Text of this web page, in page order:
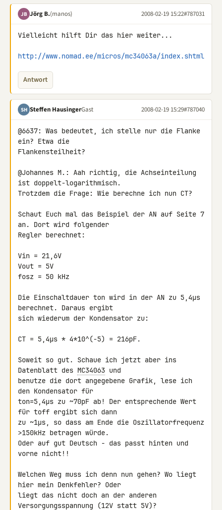
JB Jörg B.(manos) 2008-02-19 15:22#787031
Vielleicht hilft Dir das hier weiter...
http://www.nomad.ee/micros/mc34063a/index.shtml
Antwort
SH Steffen HausingerGast 2008-02-19 15:29#787040
@6637: Was bedeutet, ich stelle nur die Flanke
ein? Etwa die
Flankensteilheit?
@Johannes M.: Aah richtig, die Achseinteilung
ist doppelt-logarithmisch.
Trotzdem die Frage: Wie berechne ich nun CT?
Schaut Euch mal das Beispiel der AN auf Seite 7
an. Dort wird folgender
Regler berechnet:
Vin = 21,6V
Vout = 5V
fosz = 50 kHz
Die Einschaltdauer ton wird in der AN zu 5,4µs
berechnet. Daraus ergibt
sich wiederum der Kondensator zu:
CT = 5,4µs * 4*10^(-5) = 216pF.
Soweit so gut. Schaue ich jetzt aber ins
Datenblatt des MC34063 und
benutze die dort angegebene Grafik, lese ich
den Kondensator für
ton=5,4µs zu ~70pF ab! Der entsprechende Wert
für toff ergibt sich dann
zu ~1µs, so dass am Ende die Oszillatorfrequenz
>150kHz betragen würde.
Oder auf gut Deutsch - das passt hinten und
vorne nicht!!
Welchen Weg muss ich denn nun gehen? Wo liegt
hier mein Denkfehler? Oder
liegt das nicht doch an der anderen
Versorgungsspannung (12V statt 5V)?